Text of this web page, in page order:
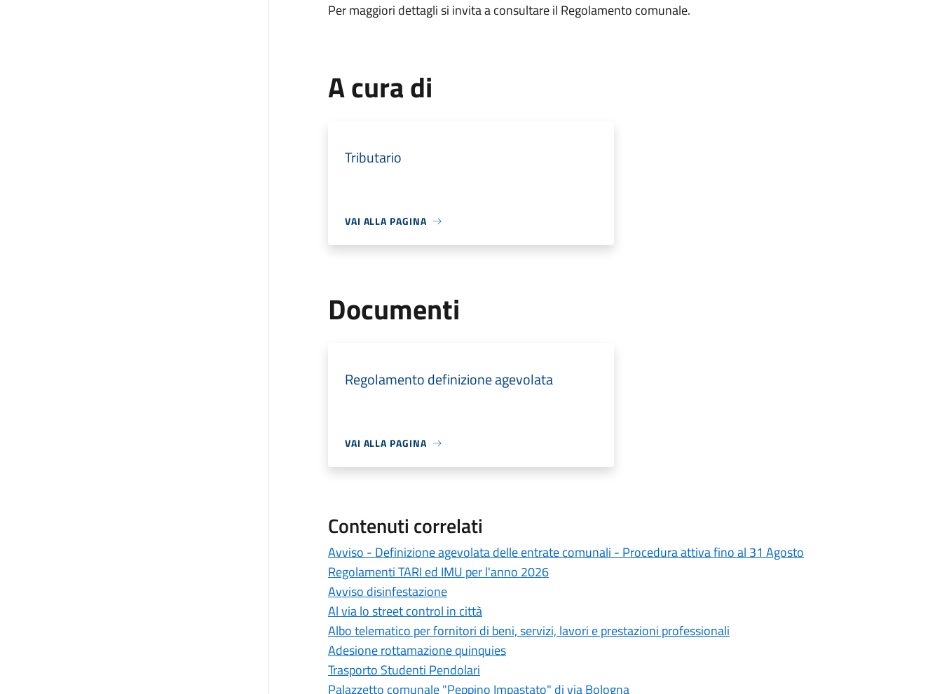
Per maggiori dettagli si invita a consultare il Regolamento comunale.
A cura di
Tributario
VAI ALLA PAGINA
Documenti
Regolamento definizione agevolata
VAI ALLA PAGINA
Contenuti correlati
Avviso - Definizione agevolata delle entrate comunali - Procedura attiva fino al 31 Agosto
Regolamenti TARI ed IMU per l'anno 2026
Avviso disinfestazione
Al via lo street control in città
Albo telematico per fornitori di beni, servizi, lavori e prestazioni professionali
Adesione rottamazione quinquies
Trasporto Studenti Pendolari
Palazzetto comunale "Peppino Impastato" di via Bologna